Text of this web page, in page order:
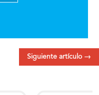
Siguiente artículo→